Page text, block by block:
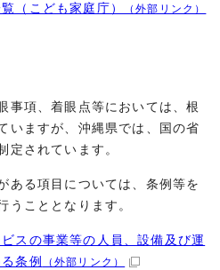
（こども家庭庁） （外部リンク）
事項、着眼点等においては、根
いますが、沖縄県では、国の省
定されています。
ある項目については、条例等を
うこととなります。
スの事業等の人員、設備及び運
条例
（外部リンク）